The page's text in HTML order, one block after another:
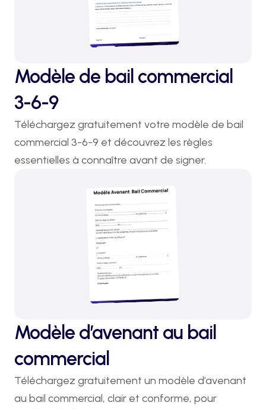
Modèle de bail commercial
3-6-9
Téléchargez gratuitement votre modèle de bail
commercial 3-6-9 et découvrez les règles
essentielles à connaître avant de signer.
Modèle d’avenant au bail
commercial
Téléchargez gratuitement un modèle d’avenant
au bail commercial, clair et conforme, pour